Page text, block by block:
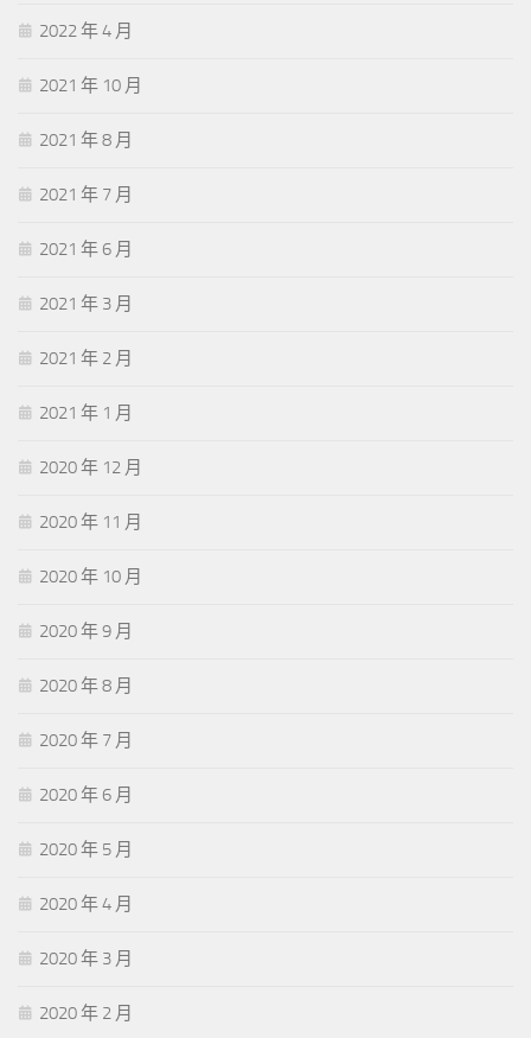
2022 年 4 月
2021 年 10 月
2021 年 8 月
2021 年 7 月
2021 年 6 月
2021 年 3 月
2021 年 2 月
2021 年 1 月
2020 年 12 月
2020 年 11 月
2020 年 10 月
2020 年 9 月
2020 年 8 月
2020 年 7 月
2020 年 6 月
2020 年 5 月
2020 年 4 月
2020 年 3 月
2020 年 2 月